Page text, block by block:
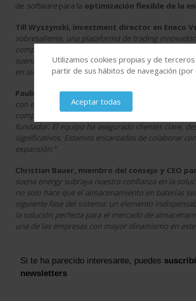
de softwarepara la optimización flexible de la
Till Wyszynski, investment director en Eneco
sobresaliente, una plataforma de trading
complejos como la combinación de renovables y
suena energy tiene el potencial de convertirse en
en su escalada europea y desbloquear juntos
Pauline Wink, socia directora y cofundadora
con el enfoque de suena energy en la
componente cada vez más vital de la transición
fundador. El equipo ha asegurado clientes clave,
significativos. Estamos encantados de colaborar
expansión.”
Christian Bauer, miembro del consejo y CEO
suena energy subraya nuestra confianza en la
no solo hace que el almacenamiento en baterías
siguiente fase del sistema: un elemento
la solución perfecta para el mercado de
una de las empresas con mayor dinamismo en
Si te ha parecido interesante, puedes
newsletters
Utilizamos cookies propias y de
partir de sus hábitos de navegación
Aceptar todas